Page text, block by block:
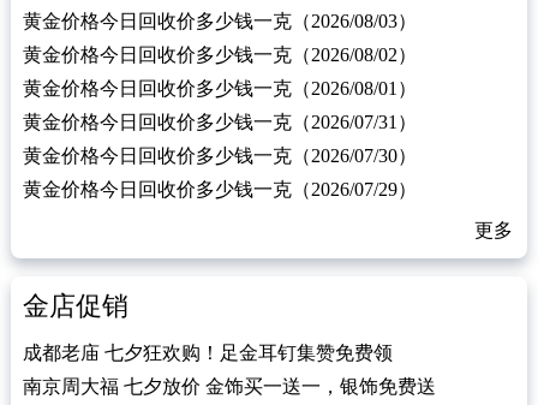
黄金价格今日回收价多少钱一克（2026/08/03）
黄金价格今日回收价多少钱一克（2026/08/02）
黄金价格今日回收价多少钱一克（2026/08/01）
黄金价格今日回收价多少钱一克（2026/07/31）
黄金价格今日回收价多少钱一克（2026/07/30）
黄金价格今日回收价多少钱一克（2026/07/29）
更多
金店促销
成都老庙 七夕狂欢购！足金耳钉集赞免费领
南京周大福 七夕放价 金饰买一送一，银饰免费送